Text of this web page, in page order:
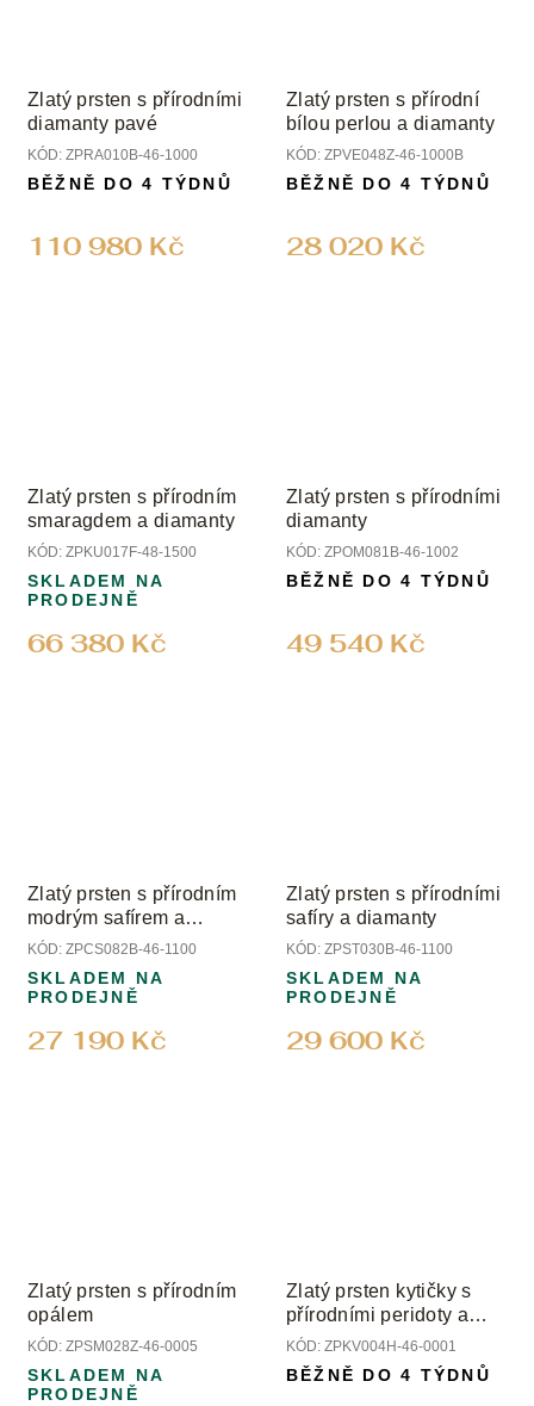
Zlatý prsten s přírodními
diamanty pavé
KÓD: ZPRA010B-46-1000
110 980 Kč
BĚŽNĚ DO 4 TÝDNŮ
Zlatý prsten s přírodní
bílou perlou a diamanty
KÓD: ZPVE048Z-46-1000B
28 020 Kč
BĚŽNĚ DO 4 TÝDNŮ
Zlatý prsten s přírodním
smaragdem a diamanty
KÓD: ZPKU017F-48-1500
66 380 Kč
SKLADEM NA
PRODEJNĚ
Zlatý prsten s přírodními
diamanty
KÓD: ZPOM081B-46-1002
49 540 Kč
BĚŽNĚ DO 4 TÝDNŮ
Zlatý prsten s přírodním
modrým safírem a
diamanty
KÓD: ZPCS082B-46-1100
27 190 Kč
SKLADEM NA
PRODEJNĚ
Zlatý prsten s přírodními
safíry a diamanty
KÓD: ZPST030B-46-1100
29 600 Kč
SKLADEM NA
PRODEJNĚ
Zlatý prsten s přírodním
opálem
KÓD: ZPSM028Z-46-0005
SKLADEM NA
PRODEJNĚ
Zlatý prsten kytičky s
přírodními peridoty a
topazem
KÓD: ZPKV004H-46-0001
BĚŽNĚ DO 4 TÝDNŮ